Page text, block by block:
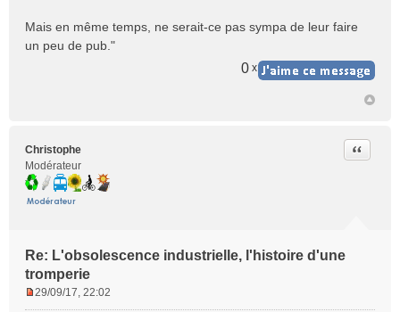
Mais en même temps, ne serait-ce pas sympa de leur faire
un peu de pub."
0 x
Christophe
Modérateur
Re: L'obsolescence industrielle, l'histoire d'une
tromperie
Citer
29/09/17, 22:02